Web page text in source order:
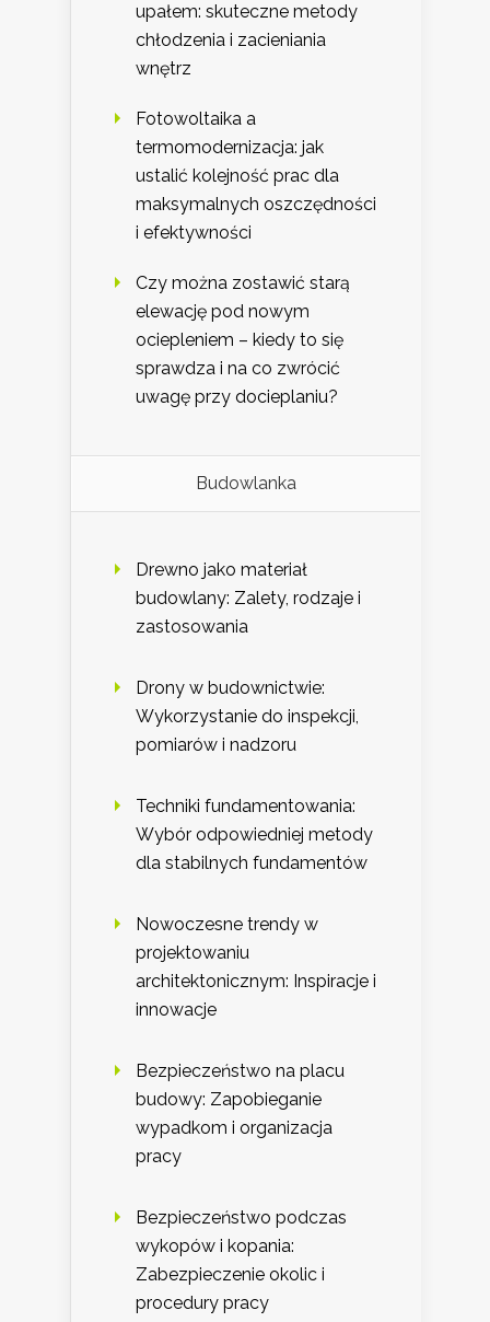
upałem: skuteczne metody
chłodzenia i zacieniania
wnętrz
Fotowoltaika a
termomodernizacja: jak
ustalić kolejność prac dla
maksymalnych oszczędności
i efektywności
Czy można zostawić starą
elewację pod nowym
ociepleniem – kiedy to się
sprawdza i na co zwrócić
uwagę przy docieplaniu?
Budowlanka
Drewno jako materiał
budowlany: Zalety, rodzaje i
zastosowania
Drony w budownictwie:
Wykorzystanie do inspekcji,
pomiarów i nadzoru
Techniki fundamentowania:
Wybór odpowiedniej metody
dla stabilnych fundamentów
Nowoczesne trendy w
projektowaniu
architektonicznym: Inspiracje i
innowacje
Bezpieczeństwo na placu
budowy: Zapobieganie
wypadkom i organizacja
pracy
Bezpieczeństwo podczas
wykopów i kopania:
Zabezpieczenie okolic i
procedury pracy